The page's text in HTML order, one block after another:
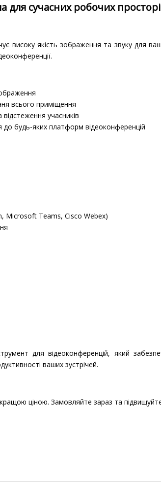
для сучасних робочих
високу якість зображення та звуку для
всього приміщення
учасників
будь-яких платформ відеоконференцій
Microsoft Teams, Cisco Webex)
для відеоконференцій, який
ваших зустрічей.
ціною. Замовляйте зараз та